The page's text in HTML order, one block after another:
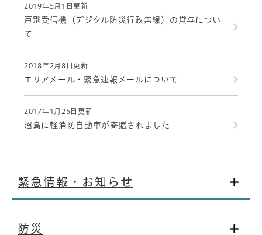
2019年5月1日更新
戸別受信機（デジタル防災行政無線）の貸与につい
て
2018年2月8日更新
エリアメール・緊急速報メールについて
2017年1月25日更新
沼島に軽消防自動車が寄贈されました
緊急情報・お知らせ
防災